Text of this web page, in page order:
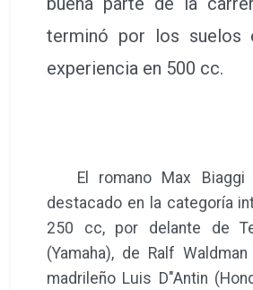
terminó por los suelos
experiencia en 500 cc.
El romano Max Biaggi
destacado en la categoría
250 cc, por delante de
(Yamaha), de Ralf
madrileño Luis D"Antin